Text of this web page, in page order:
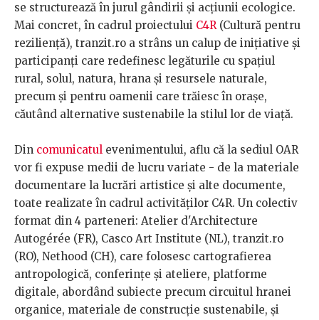
se structurează în jurul gândirii și acțiunii ecologice.
Mai concret, în cadrul proiectului C4R(Cultură pentru
reziliență), tranzit.ro a strâns un calup de inițiative și
participanți care redefinesc legăturile cu spațiul
rural, solul, natura, hrana și resursele naturale,
precum și pentru oamenii care trăiesc în orașe,
căutând alternative sustenabile la stilul lor de viață.
Din comunicatul evenimentului, aflu că la sediul OAR
vor fi expuse medii de lucru variate - de la materiale
documentare la lucrări artistice și alte documente,
toate realizate în cadrul activităților C4R. Un colectiv
format din 4 parteneri: Atelier d'Architecture
Autogérée (FR), Casco Art Institute (NL), tranzit.ro
(RO), Nethood (CH), care folosesc cartografierea
antropologică, conferințe și ateliere, platforme
digitale, abordând subiecte precum circuitul hranei
organice, materiale de construcție sustenabile, și